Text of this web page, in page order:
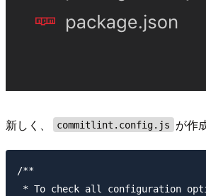
新しく、 commitlint.config.js が作
/**
* To check all configuration